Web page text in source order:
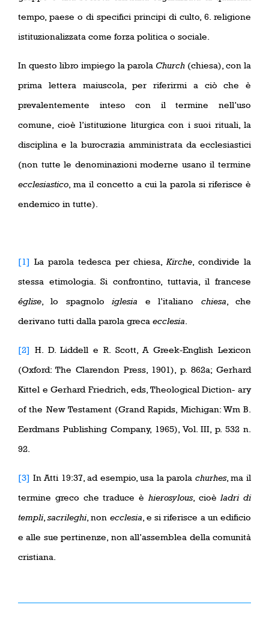
tempo, paese o di specifici principi di culto, 6. religione
istituzionalizzata come forza politica o sociale.
In questo libro impiego la parola Church (chiesa), con la
prima lettera maiuscola, per riferirmi a ciò che è
prevalentemente inteso con il termine nell’uso
comune, cioè l’istituzione liturgica con i suoi rituali, la
disciplina e la burocrazia amministrata da ecclesiastici
(non tutte le denominazioni moderne usano il termine
ecclesiastico , ma il concetto a cui la parola si riferisce è
endemico in tutte).
[1] La parola tedesca per chiesa, Kirche , condivide la
stessa etimologia. Si confrontino, tuttavia, il francese
église , lo spagnolo iglesia e l’italiano chiesa , che
derivano tutti dalla parola greca ecclesia
[2] H. D. Liddell e R. Scott, A Greek-English Lexicon
(Oxford: The Clarendon Press, 1901), p. 862a; Gerhard
Kittel e Gerhard Friedrich, eds, Theological Diction- ary
of the New Testament (Grand Rapids, Michigan: Wm B.
Eerdmans Publishing Company, 1965), Vol. III, p. 532 n.
92.
[3] In Atti 19:37, ad esempio, usa la parola churhes, ma il
termine greco che traduce è hierosylous, cioè ladri di
templi,sacrileghi, non ecclesia , e si riferisce a un edificio
e alle sue pertinenze, non all’assemblea della comunità
cristiana.